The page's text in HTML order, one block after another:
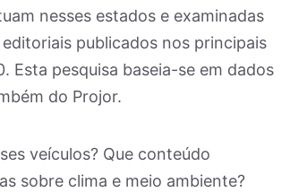
nesses estados e examinadas
publicados nos principais
Esta pesquisa baseia-se em dados
do Projor.
veículos? Que conteúdo
sobre clima e meio ambiente?